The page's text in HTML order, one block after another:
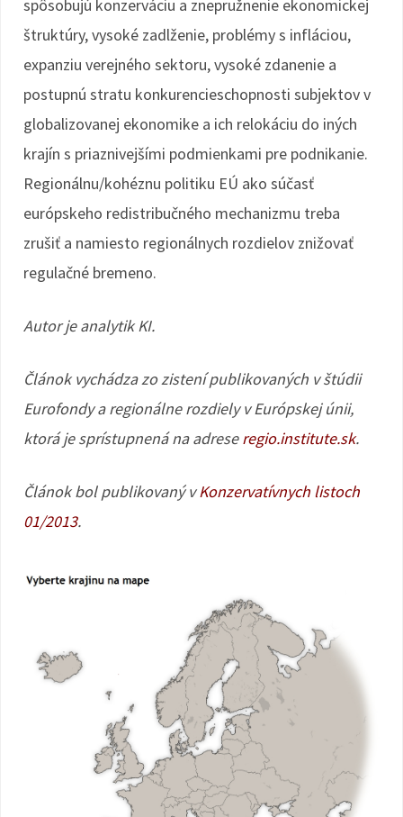
spôsobujú konzerváciu a znepružnenie ekonomickej
štruktúry, vysoké zadlženie, problémy s infláciou,
expanziu verejného sektoru, vysoké zdanenie a
postupnú stratu konkurencieschopnosti subjektov v
globalizovanej ekonomike a ich relokáciu do iných
krajín s priaznivejšími podmienkami pre podnikanie.
Regionálnu/kohéznu politiku EÚ ako súčasť
európskeho redistribučného mechanizmu treba
zrušiť a namiesto regionálnych rozdielov znižovať
regulačné bremeno.
Autor je analytik KI.
Článok vychádza zo zistení publikovaných v štúdii
Eurofondy a regionálne rozdiely v Európskej únii,
ktorá je sprístupnená na adreseregio.institute.sk.
Článok bol publikovaný vKonzervatívnych listoch
01/2013.